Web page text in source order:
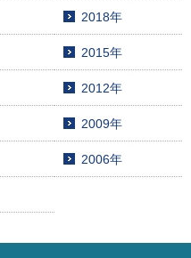
2018年
2015年
2012年
2009年
2006年